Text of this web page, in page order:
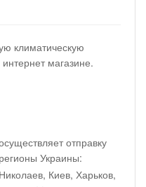
климатическую
магазине.
отправку
Украины:
Киев, Харьков,